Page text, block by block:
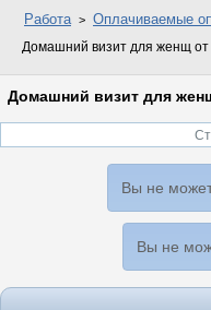
Работа Оплачиваемые
Домашний визит для женщ
Домашний визит для
Вы не
Вы не